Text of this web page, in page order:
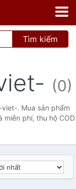
Tìm kiếm
(0)
. Mua sản phẩm
miễn phí, thu hộ COD